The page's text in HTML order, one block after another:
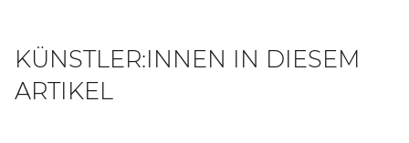
KÜNSTLER:INNEN IN DIESEM
ARTIKEL